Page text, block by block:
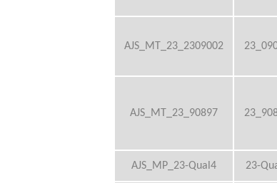
AJS_MT_23_2309002
AJS_MT_23_90897
AJS_MP_23-Qual4 23-